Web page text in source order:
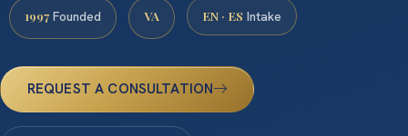
1997 Founded VA EN · ES Intake
REQUEST A CONSULTATION